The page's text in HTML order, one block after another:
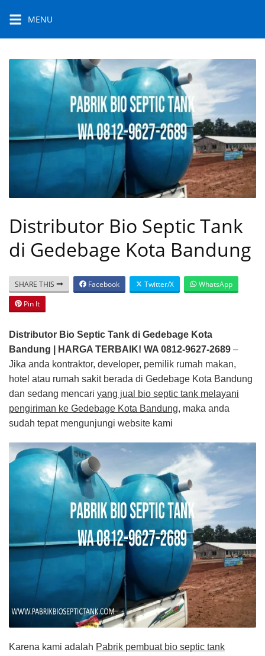
content
MENU
Distributor Bio Septic Tank
di Gedebage Kota Bandung
SHARE THIS Facebook Twitter/X
WhatsApp
Pin It
Distributor Bio Septic Tank di Gedebage Kota
Bandung | HARGA TERBAIK! WA 0812-9627-2689 –
Jika anda kontraktor, developer, pemilik rumah makan,
hotel atau rumah sakit berada di Gedebage Kota Bandung
dan sedang mencari yang jual bio septic tank melayani
pengiriman ke Gedebage Kota Bandung, maka anda
sudah tepat mengunjungi website kami
Karena kami adalah Pabrik pembuat bio septic tank